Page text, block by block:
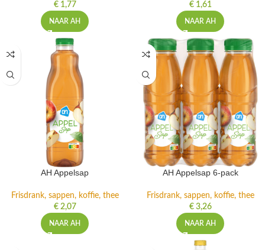
€1,77
NAAR AH
€1,61
NAAR AH
AH Appelsap
Frisdrank, sappen, koffie, thee
€2,07
NAAR AH
AH Appelsap 6-pack
Frisdrank, sappen, koffie, thee
€3,26
NAAR AH